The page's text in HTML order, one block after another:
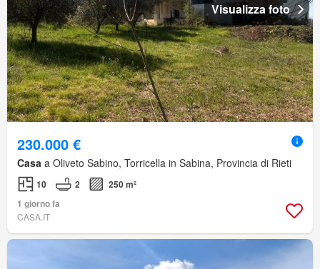
Visualizza foto
230.000 €
Casa a Oliveto Sabino, Torricella in Sabina, Provincia di Rieti
10 2
250 m²
1 giorno fa
CASA.IT